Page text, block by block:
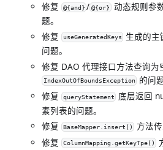
修复
@{and} / @{or} 动态规则参
题。
修复
useGeneratedKeys
生成的主
问题。
修复 DAO 代理接口方法查询为
IndexOutOfBoundsException
的问题
修复
queryStatement 底层返回
素列表的问题。
修复
BaseMapper.insert()
方法
修复
ColumnMapping.getKeyTpe()